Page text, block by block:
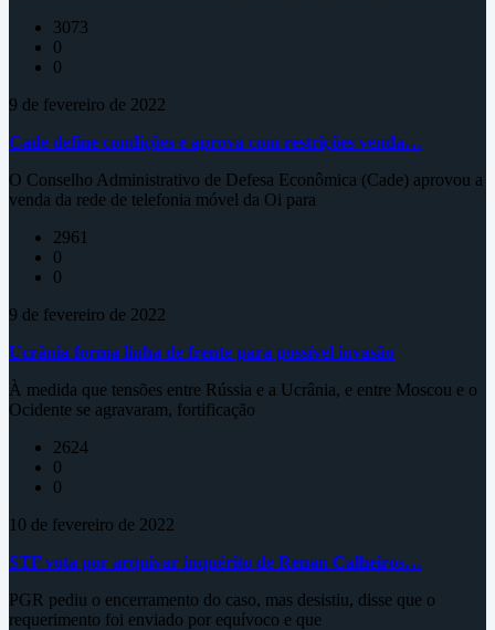
3073
0
0
9 de fevereiro de 2022
Cade define condições e aprova com restrições venda…
O Conselho Administrativo de Defesa Econômica (Cade) aprovou a
venda da rede de telefonia móvel da Oi para
2961
0
0
9 de fevereiro de 2022
Ucrânia forma linha de frente para possível invasão
À medida que tensões entre Rússia e a Ucrânia, e entre Moscou e o
Ocidente se agravaram, fortificação
2624
0
0
10 de fevereiro de 2022
STF vota por arquivar inquérito de Renan Calheiros…
PGR pediu o encerramento do caso, mas desistiu, disse que o
requerimento foi enviado por equívoco e que